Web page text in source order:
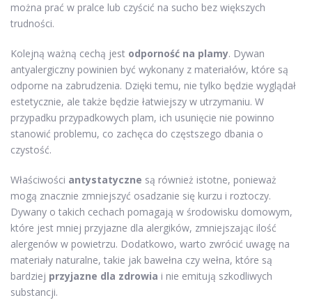
można prać w pralce lub czyścić na sucho bez większych
trudności.
Kolejną ważną cechą jest odporność na plamy. Dywan
antyalergiczny powinien być wykonany z materiałów, które są
odporne na zabrudzenia. Dzięki temu, nie tylko będzie wyglądał
estetycznie, ale także będzie łatwiejszy w utrzymaniu. W
przypadku przypadkowych plam, ich usunięcie nie powinno
stanowić problemu, co zachęca do częstszego dbania o
czystość.
Właściwości antystatyczne są również istotne, ponieważ
mogą znacznie zmniejszyć osadzanie się kurzu i roztoczy.
Dywany o takich cechach pomagają w środowisku domowym,
które jest mniej przyjazne dla alergików, zmniejszając ilość
alergenów w powietrzu. Dodatkowo, warto zwrócić uwagę na
materiały naturalne, takie jak bawełna czy wełna, które są
bardziej przyjazne dla zdrowia i nie emitują szkodliwych
substancji.